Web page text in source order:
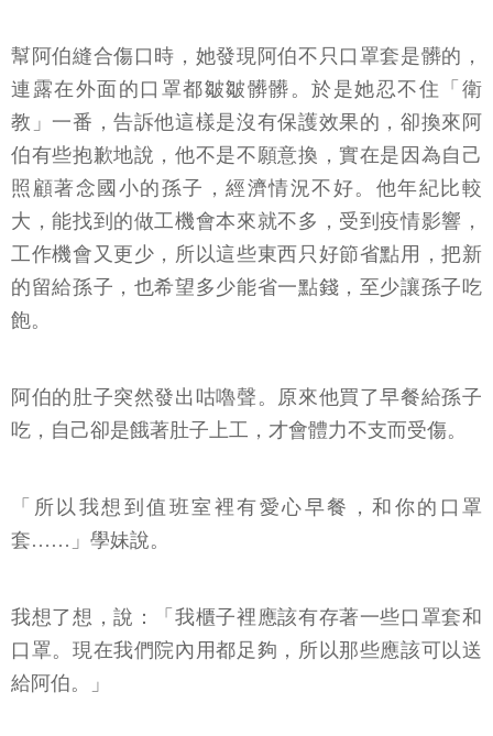
幫阿伯縫合傷口時，她發現阿伯不只口罩套是髒的，
連露在外面的口罩都皺皺髒髒。於是她忍不住「衛
教」一番，告訴他這樣是沒有保護效果的，卻換來阿
伯有些抱歉地說，他不是不願意換，實在是因為自己
照顧著念國小的孫子，經濟情況不好。他年紀比較
大，能找到的做工機會本來就不多，受到疫情影響，
工作機會又更少，所以這些東西只好節省點用，把新
的留給孫子，也希望多少能省一點錢，至少讓孫子吃
飽。
阿伯的肚子突然發出咕嚕聲。原來他買了早餐給孫子
吃，自己卻是餓著肚子上工，才會體力不支而受傷。
「所以我想到值班室裡有愛心早餐，和你的口罩
套……」學妹說。
我想了想，說：「我櫃子裡應該有存著一些口罩套和
口罩。現在我們院內用都足夠，所以那些應該可以送
給阿伯。」